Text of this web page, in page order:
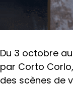
Du 3 octobre
par Corto
des scènes de